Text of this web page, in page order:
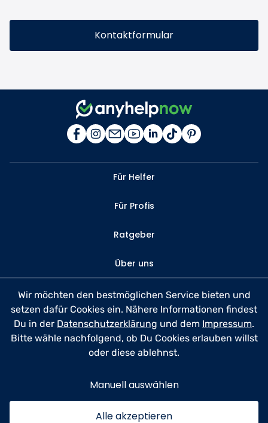
Kontaktformular
Für Helfer
Für Profis
Ratgeber
Über uns
Kontakt
FAQ
Datenschutz
Nutzungsbedingungen
Wir möchten den bestmöglichen Service bieten und
setzen dafür Cookies ein. Nähere Informationen findest
Du in der Datenschutzerklärung und dem Impressum.
Bitte wähle nachfolgend, ob Du Cookies erlauben willst
oder diese ablehnst.
Manuell auswählen
Alle akzeptieren